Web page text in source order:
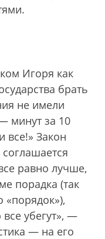
Игоря как
брать
не имели
минут за 10
все!» Закон
равно лучше,
порадка (так
«порядок»),
убегут», —
— на его